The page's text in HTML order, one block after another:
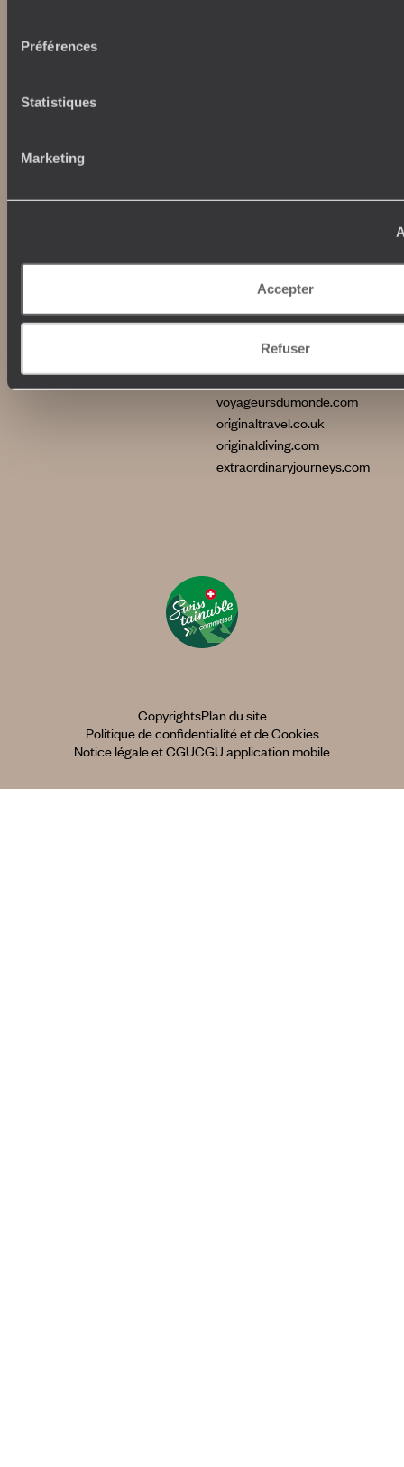
Préférences
Statistiques
Marketing
Accepter
Refuser
Voyages d'entreprise
News santé
Nos maisons
Le Steam Ship Sudan
La Villa Nomade
Brésil
International
voyageursdumonde.fr
voyageursdumonde.ch/de
voyageursdumonde.ca
voyageursdumonde.com
originaltravel.co.uk
originaldiving.com
extraordinaryjourneys.com
CopyrightsPlan du site
Politique de confidentialité et de Cookies
Notice légale et CGUCGU application mobile